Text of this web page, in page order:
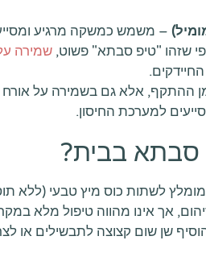
– משמש כמשקה מרגיע
שזהו "טיפ סבתא" פשוט, שמירה
ההתקף, אלא גם בשמירה על אורח
למערכת החיסון.
סבתא בבית?
מומלץ לשתות כוס מיץ טבעי (ללא
אך אינו מהווה טיפול מלא
שן שום קצוצה לתבשילים או